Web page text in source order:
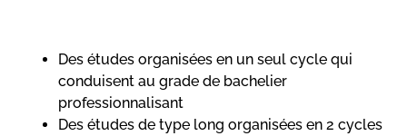
Des études organisées en un seul cycle qui
conduisent au grade de bachelier
professionnalisant
Des études de type long organisées en 2 cycles